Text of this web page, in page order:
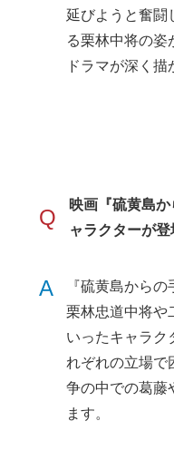
延びようと奮闘
る栗林中将の姿
ドラマが深く描
Q
映画『硫黄島
ャラクターが
A
『硫黄島から
栗林忠道中将や
いったキャラク
れぞれの立場で
争の中での葛藤
ます。